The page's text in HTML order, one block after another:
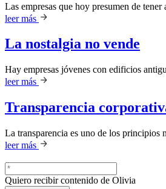
Las empresas que hoy presumen de
leer más
La nostalgia no vende
Hay empresas jóvenes con edificios
leer más
Transparencia
La transparencia es uno de los principios
leer más
Quiero recibir contenido de Olivia